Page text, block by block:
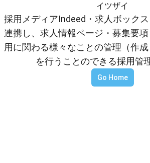
イツザイ
採用メディアIndeed・求人ボック
連携し、求人情報ページ・募集要
用に関わる様々なことの管理（作
を行うことのできる採用管
Go Home